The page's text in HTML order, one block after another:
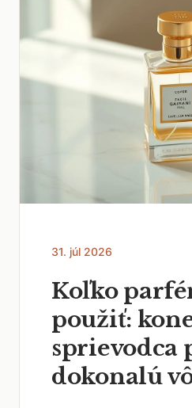
31. júl 2026
Koľko
použiť:
sprievodca
dokonalú